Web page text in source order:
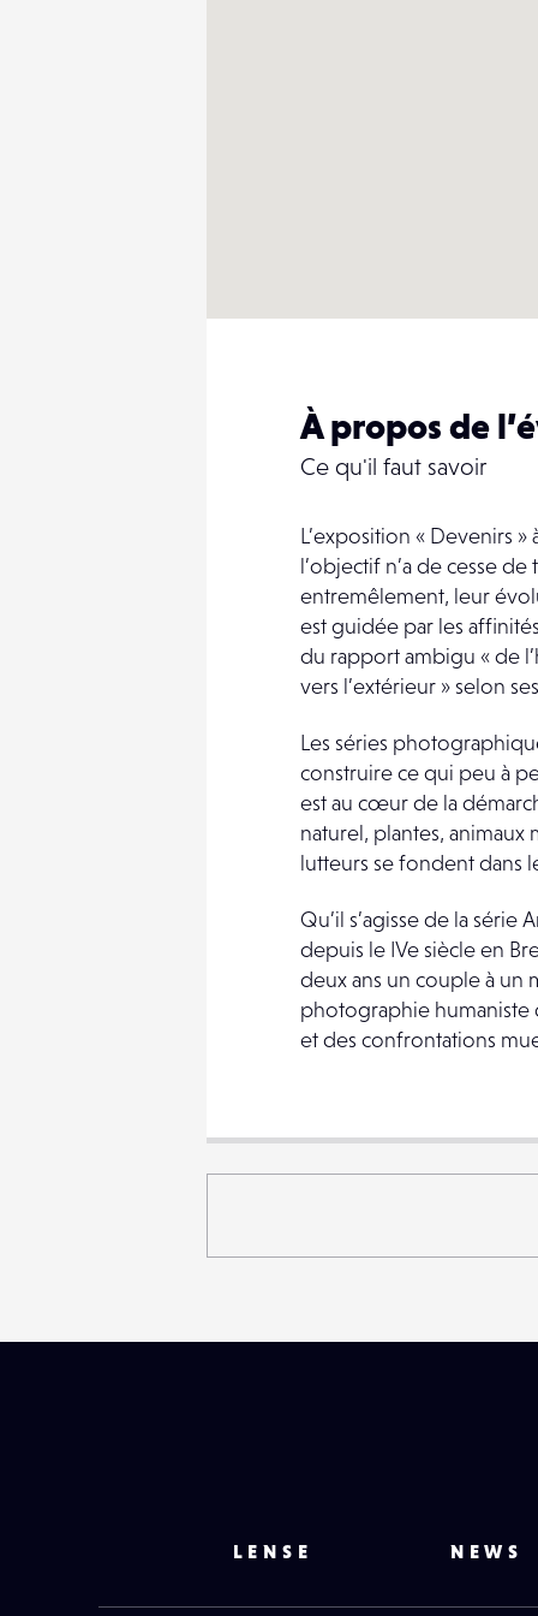
À propos de
Ce qu'il faut savoir
L’exposition « Devenirs
l’objectif n’a de cesse
entremêlement, leur
est guidée par les
du rapport ambigu « de
vers l’extérieur » selon
Les séries
construire ce qui peu à
est au cœur de la
naturel, plantes, animaux
lutteurs se fondent dans
Qu’il s’agisse de la
depuis le IVe siècle en
deux ans un couple à un
photographie humaniste
et des confrontations
LENSE NEWS